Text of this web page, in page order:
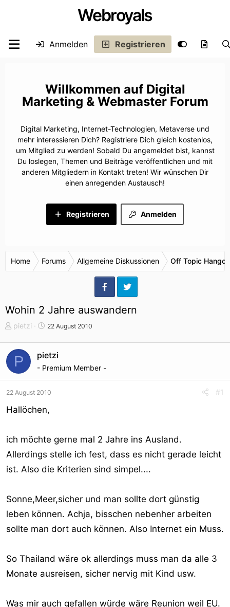
Webroyals
Anmelden Registrieren
Digital
Marketing & Webmaster Forum
Digital Marketing, Internet-Technologien, Metaverse und
mehr interessieren Dich? Registriere Dich gleich kostenlos,
um Mitglied zu werden! Sobald Du angemeldet bist, kannst
Du loslegen, Themen und Beiträge veröffentlichen und mit
anderen Mitgliedern in Kontakt treten! Wir wünschen Dir
einen anregenden Austausch!
Anmelden
Registrieren
Home Forums Allgemeine Diskussionen Off Topic
Wohin 2 Jahre auswandern
T
m
e
n
s
a
e
pietzi
S
r
t
d
a
u
22 August 2010
P pietzi
- Premium Member -
22 August 2010 #1
Hallöchen,
ich möchte gerne mal 2 Jahre ins Ausland.
Allerdings stelle ich fest, dass es nicht gerade leicht
ist. Also die Kriterien sind simpel....
Sonne,Meer,sicher und man sollte dort günstig
leben können. Achja, bisschen nebenher arbeiten
sollte man dort auch können. Also Internet ein Muss.
So Thailand wäre ok allerdings muss man da alle 3
Monate ausreisen, sicher nervig mit Kind usw.
Was mir auch gefallen würde wäre Reunion weil EU.